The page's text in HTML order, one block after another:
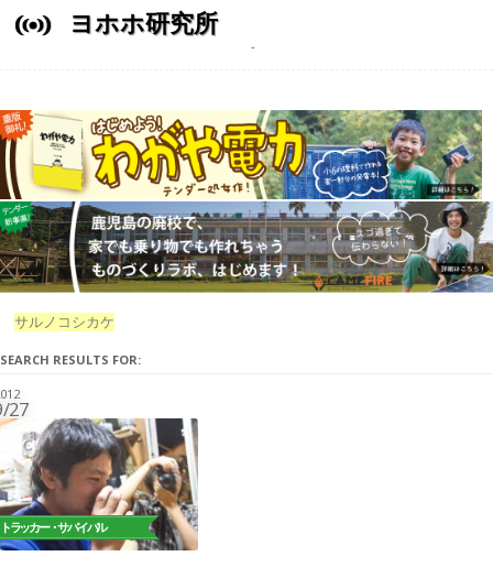
ヨホホ研究所
サルノコシカケ
SEARCH RESULTS FOR:
27